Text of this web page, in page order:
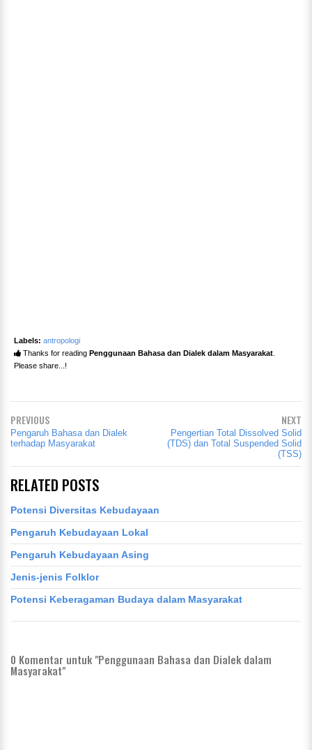
Labels: antropologi
Thanks for reading Penggunaan Bahasa dan Dialek dalam Masyarakat
Please share...!
PREVIOUS
Pengaruh Bahasa dan Dialek
terhadap Masyarakat
NEXT
Pengertian Total Dissolved Solid
(TDS) dan Total Suspended Solid
(TSS)
RELATED POSTS
Potensi Diversitas Kebudayaan
Pengaruh Kebudayaan Lokal
Pengaruh Kebudayaan Asing
Jenis-jenis Folklor
Potensi Keberagaman Budaya dalam Masyarakat
0 Komentar untuk "Penggunaan Bahasa dan Dialek dalam
Masyarakat"